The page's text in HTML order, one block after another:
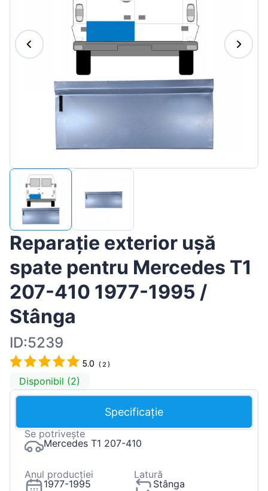
Lietuvių
Hrvatski
Slovenian
Reparație exterior ușă
spate pentru Mercedes T1
207-410 1977-1995 /
Stânga
ID:5239
5.0 ( 2 )
Disponibil (2)
Specificație
Se potrivește
Mercedes T1 207-410
Anul producției
1977-1995
Latură
Stânga